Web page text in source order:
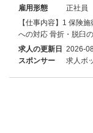
雇用形態
正社員
【仕事内容】1 保険
への対応 骨折・脱臼
求人の更新日 2026-
スポンサー
求人ボ